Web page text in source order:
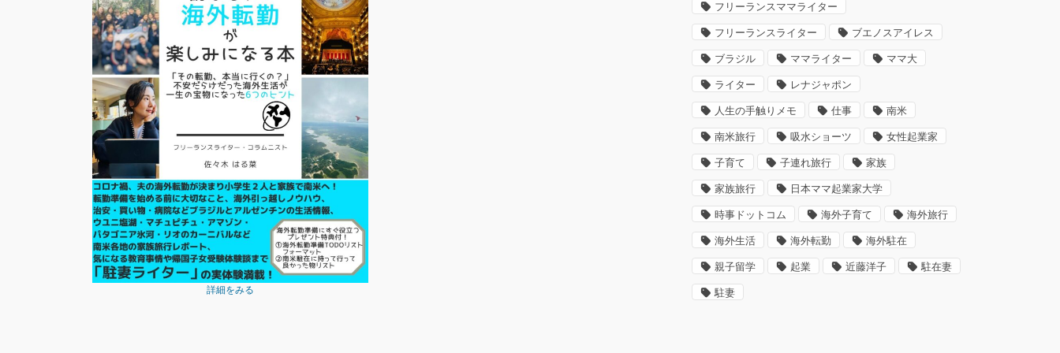
詳細をみる
フリーランスママライター
フリーランスライター ブエノスアイレス
ブラジル ママライター ママ大
ライター レナジャポン
人生の手触りメモ 仕事 南米
南米旅行 吸水ショーツ 女性起業家
子育て 子連れ旅行 家族
家族旅行 日本ママ起業家大学
時事ドットコム 海外子育て 海外旅行
海外生活 海外転勤 海外駐在
親子留学 起業 近藤洋子 駐在妻
駐妻